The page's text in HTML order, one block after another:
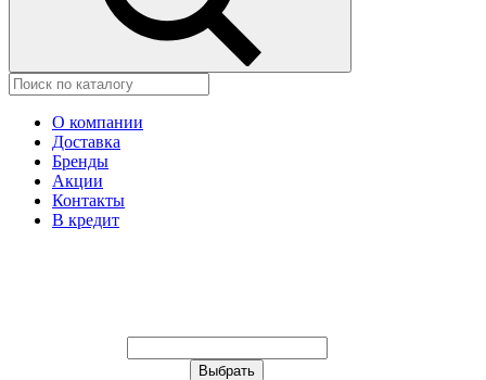
О компании
Доставка
Бренды
Акции
Контакты
В кредит